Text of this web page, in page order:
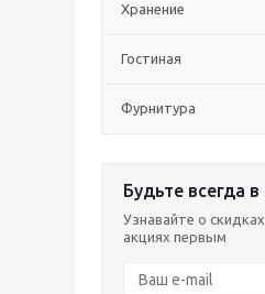
Хранение
Гостиная
Фурнитура
Будьте всегда в
Узнавайте о
акциях первым